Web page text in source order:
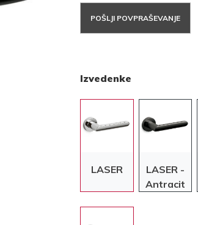
POŠLJI POVPRAŠEVANJE
Izvedenke
LASER
LASER -
Antracit